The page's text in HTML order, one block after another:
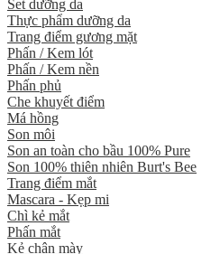
Set dưỡng da
Thực phẩm dưỡng da
Trang điểm gương mặt
Phấn / Kem lót
Phấn / Kem nền
Phấn phủ
Che khuyết điểm
Má hồng
Son môi
Son an toàn cho bầu 100% Pure
Son 100% thiên nhiên Burt's Bee
Trang điểm mắt
Mascara - Kẹp mi
Chì kẻ mắt
Phấn mắt
Kẻ chân mày